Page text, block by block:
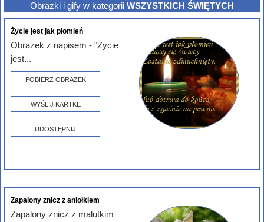
Obrazki i gify w kategorii WSZYSTKICH ŚWIĘTYCH
Życie jest jak płomień
Obrazek z napisem - "Życie
jest...
POBIERZ OBRAZEK
WYŚLIJ KARTKĘ
UDOSTĘPNIJ
Zapalony znicz z aniołkiem
Zapalony znicz z malutkim